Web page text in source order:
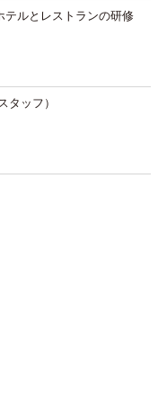
テルとレストランの研修
タッフ）